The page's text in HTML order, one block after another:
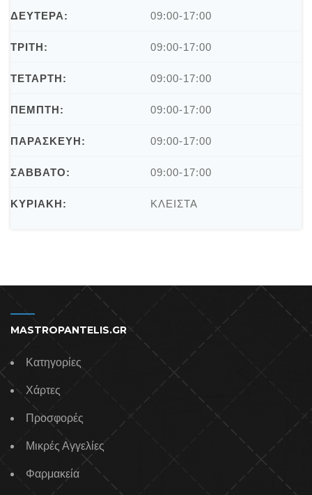
ΔΕΥΤΕΡΑ: 09:00-17:00
ΤΡΙΤΗ: 09:00-17:00
ΤΕΤΑΡΤΗ: 09:00-17:00
ΠΕΜΠΤΗ: 09:00-17:00
ΠΑΡΑΣΚΕΥΗ: 09:00-17:00
ΣΑΒΒΑΤΟ: 09:00-17:00
ΚΥΡΙΑΚΗ: ΚΛΕΙΣΤΑ
MASTROPANTELIS.GR
Κατηγορίες
Χάρτες
Προσφορές
Μικρές Αγγελίες
Φαρμακεία